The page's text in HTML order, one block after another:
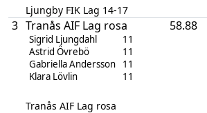
Ljungby FIK Lag 14-17
3 Tranås AIF Lag rosa
Sigrid Ljungdahl
11
Astrid Övrebö
11
Gabriella Andersson
11
Klara Lövlin
11
Tranås AIF Lag rosa
58.88